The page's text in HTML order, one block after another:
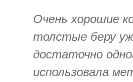
Очень хорошие
толстые беру
достаточно
использовала